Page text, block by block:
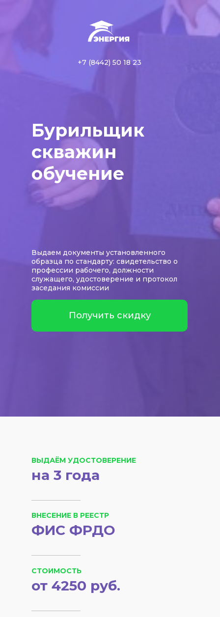
Бурильщик
скважин
обучение
Выдаем документы установленного
образца по стандарту: свидетельство о
профессии рабочего, должности
служащего, удостоверение и протокол
заседания комиссии
+7 (8442) 50 18 23
Получить скидку
ВЫДАЁМ УДОСТОВЕРЕНИЕ
на 3 года
ВНЕСЕНИЕ В РЕЕСТР
ФИС ФРДО
СТОИМОСТЬ
от 4250 руб.